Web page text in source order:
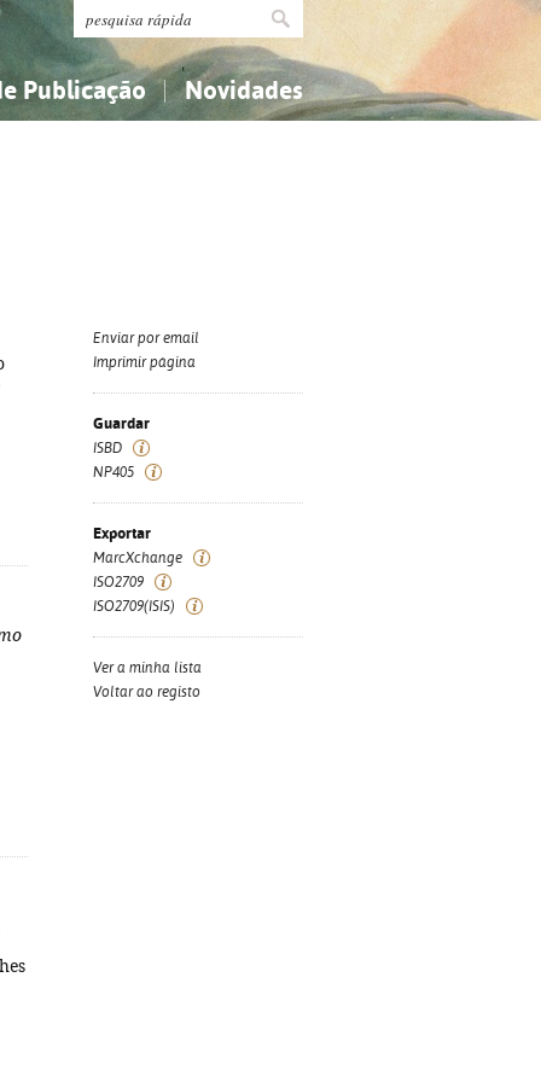
Publicação Novidades
Enviar por email
Imprimir página
Guardar
ISBD
NP405
Exportar
MarcXchange
ISO2709
ISO2709(ISIS)
Ver a minha lista
Voltar ao registo